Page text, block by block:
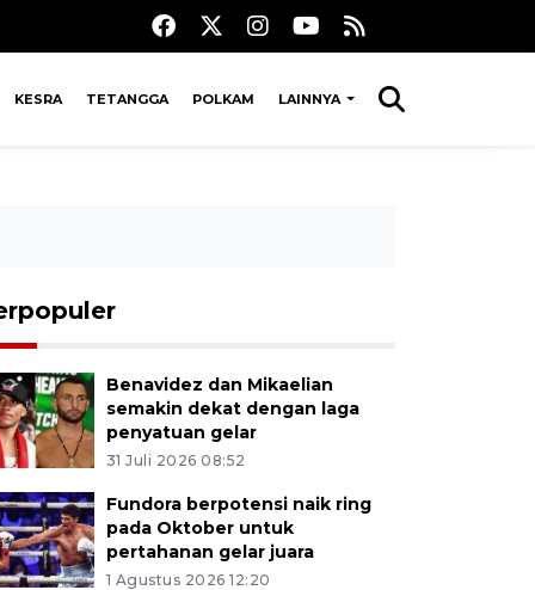
KESRA TETANGGA POLKAM LAINNYA
Benavidez dan Mikaelian
semakin dekat dengan laga
penyatuan gelar
31 Juli 2026 08:52
Fundora berpotensi naik ring
pada Oktober untuk
pertahanan gelar juara
1 Agustus 2026 12:20